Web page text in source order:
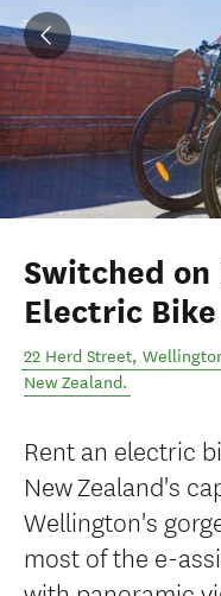
Switched on
Electric
22 Herd Street,
New Zealand.
Rent an electric
New Zealand's
Wellington's
most of the e-